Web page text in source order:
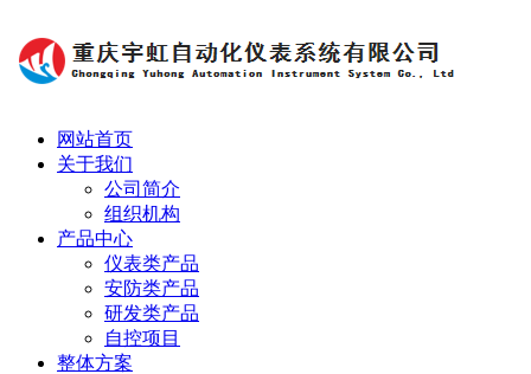
网站首页
关于我们
公司简介
组织机构
产品中心
仪表类产品
安防类产品
研发类产品
自控项目
整体方案